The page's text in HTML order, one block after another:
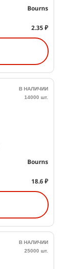
Bourns
2.35 ₽
В НАЛИЧИИ
14000 шт.
Bourns
18.6 ₽
В НАЛИЧИИ
25000 шт.